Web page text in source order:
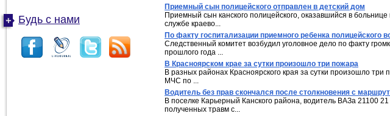
Будь с нами
Приемный сын полицейского отправлен в детский дом
Приемный сын канского полицейского, оказавшийся в
службе краево...
По факту госпитализации приемного ребенка полицейского
Следственный комитет возбудил уголовное дело по факту
прошлого года ...
В Красноярском крае за сутки произошло три пожара
В разных районах Красноярского края за сутки произошло
МЧС по ...
Водитель без прав скончался после столкновения с
В поселке Карьерный Канского района, водитель ВАЗа 21100
полученных травм с...